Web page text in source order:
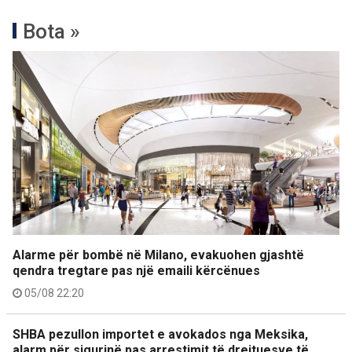
Bota »
Alarme për bombë në Milano, evakuohen gjashtë
qendra tregtare pas një emaili kërcënues
05/08 22:20
SHBA pezullon importet e avokados nga Meksika,